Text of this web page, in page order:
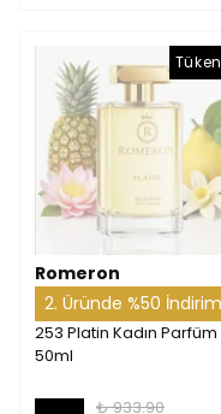
Romeron
2. Üründe %50 İndirim
253 Platin Kadın Parfüm
50ml
₺ 933.90